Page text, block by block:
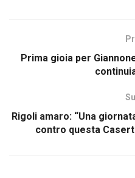
Prima gioia per
Rigoli amaro: “Una
contro questa